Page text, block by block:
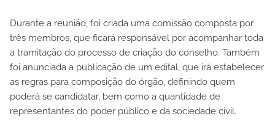
Durante a reunião, foi criada uma comissão composta por
três membros, que ficará responsável por acompanhar toda
a tramitação do processo de criação do conselho. Também
foi anunciada a publicação de um edital, que irá estabelecer
as regras para composição do órgão, definindo quem
poderá se candidatar, bem como a quantidade de
representantes do poder público e da sociedade civil.